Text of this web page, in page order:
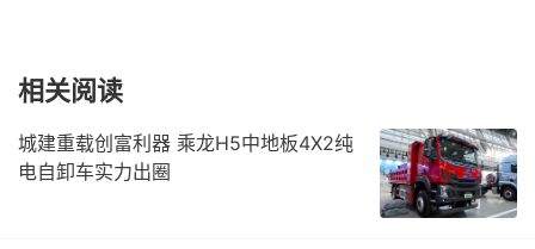
相关阅读
城建重载创富利器 乘龙H5中地板4X2纯
电自卸车实力出圈